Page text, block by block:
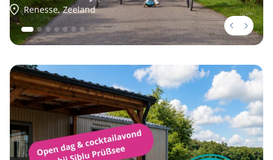
Renesse, Zeeland